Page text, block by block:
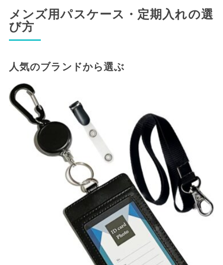
メンズ用パスケース・定期入れの選
び方
人気のブランドから選ぶ